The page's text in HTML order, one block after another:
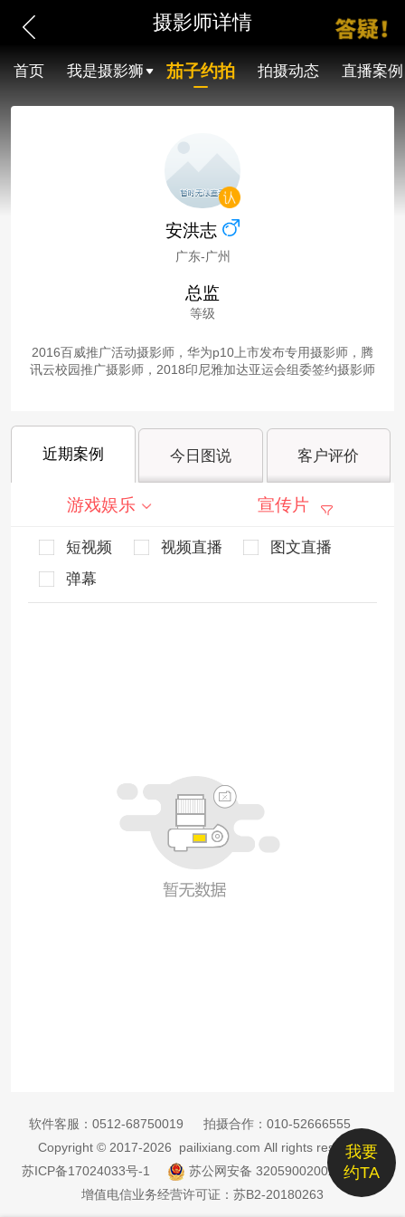
摄影师详情
首页 我是摄影狮 茄子约拍 拍摄动态 直播案例
安洪志
广东-广州
总监
等级
2016百威推广活动摄影师，华为p10上市发布专用摄影师，腾
讯云校园推广摄影师，2018印尼雅加达亚运会组委签约摄影师
近期案例 今日图说 客户评价
游戏娱乐 宣传片
短视频 视频直播
图文直播
弹幕
我要
约TA
软件客服： 0512-68750019 拍摄合作： 010-52666555
Copyright © 2017-2026 pailixiang.com All rights reserved
苏ICP备17024033号-1
苏公网安备 32059002002885号
增值电信业务经营许可证：苏B2-20180263